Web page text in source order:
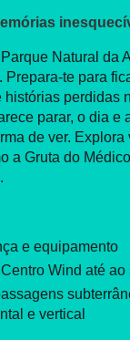
Natural da
te para
perdidas
parar, o dia e
de ver.
a Gruta do
e equipamento
Wind até
e vertical